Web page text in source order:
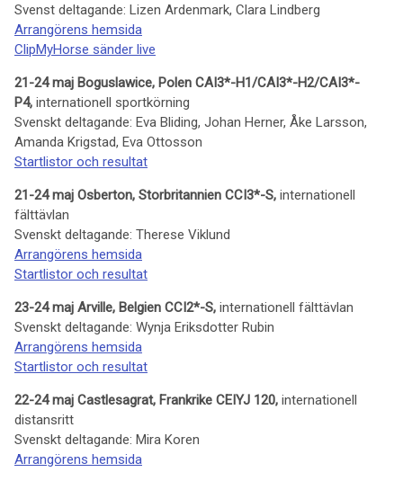
Svenst deltagande: Lizen Ardenmark, Clara Lindberg
Arrangörens hemsida
ClipMyHorse sänder live
21-24 maj Boguslawice, Polen CAI3*-H1/CAI3*-H2/CAI3*-
P4, internationell sportkörning
Svenskt deltagande: Eva Bliding, Johan Herner, Åke Larsson,
Amanda Krigstad, Eva Ottosson
Startlistor och resultat
21-24 maj Osberton, Storbritannien CCI3*-S, internationell
fälttävlan
Svenskt deltagande: Therese Viklund
Arrangörens hemsida
Startlistor och resultat
23-24 maj Arville, Belgien CCI2*-S, internationell fälttävlan
Svenskt deltagande: Wynja Eriksdotter Rubin
Arrangörens hemsida
Startlistor och resultat
22-24 maj Castlesagrat, Frankrike CEIYJ 120, internationell
distansritt
Svenskt deltagande: Mira Koren
Arrangörens hemsida